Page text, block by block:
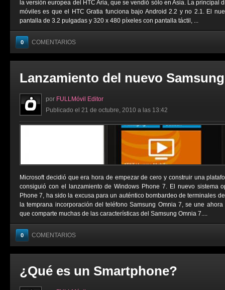
la versión europea del HTC Aria, que se vendió sólo en Asia. La principal
móviles es que el HTC Gratia funciona bajo Android 2.2 y no 2.1. El
pantalla de 3.2 pulgadas y 320 x 480 píxeles con pantalla táctil, ...
0 COMENTARIOS
Lanzamiento del nuevo
por FULLMóvil Editor
Publicado el 21 de octubre, 2010 a las 13:42
Microsoft decidió que era hora de empezar de cero y construir una
consiguió con el lanzamiento de Windows Phone 7. El nuevo sistema
Phone 7, ha sido la excusa para un auténtico bombardeo de terminales
la temprana incorporación del teléfono Samsung Omnia 7, se une
que comparte muchas de las características del Samsung Omnia 7....
0 COMENTARIOS
¿Qué es un Smartphone?